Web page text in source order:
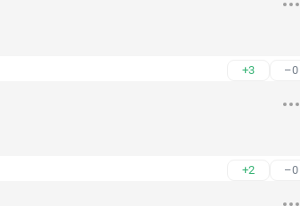
+3 –0
+2 –0